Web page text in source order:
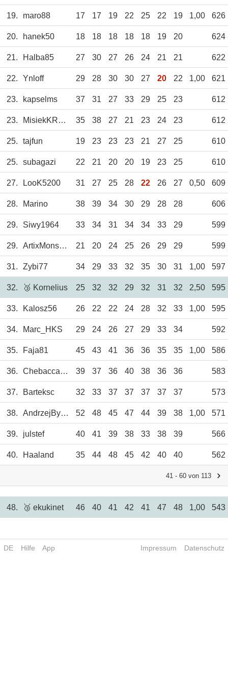
19. maro88 17 17 19 22 25 22 19 1,00 626
20. hanek50 18 18 18 18 18 19 20 624
21. Halba85 27 30 27 26 24 21 21 622
22. Ynloff 29 28 30 30 27 20 22 1,00 621
23. kapselms 37 31 27 33 29 25 23 612
23. MisiekKRKNH 35 38 27 21 23 24 23 612
25. tajfun 19 23 23 23 21 27 25 610
25. subagazi 22 21 20 20 19 23 25 610
27. LooK5200 31 27 25 28 22 26 27 0,50 609
28. Marino 38 39 34 30 29 28 28 606
29. Siwy1964 33 34 31 34 34 33 29 599
29. ArtixMonster13 21 20 24 25 26 29 29 599
31. Zybi77 34 29 33 32 35 30 31 1,00 597
32. 🥉 Kornelius 25 32 32 29 32 31 32 2,50 595
33. Kalosz56 26 22 22 24 28 32 33 1,00 595
34. Marc_HKS 29 24 26 27 29 33 34 592
35. Faja81 45 43 41 36 36 35 35 1,00 586
36. Chebacca2021 39 37 36 40 38 36 36 583
37. Barteksc 32 33 37 37 37 37 37 573
38. AndrzejBystrzyc 52 48 45 47 44 39 38 1,00 571
39. julstef 40 41 39 38 33 38 39 566
40. Haaland 35 44 48 45 42 40 40 562
41 - 60 von 113
48. 🥉 ekukinet 46 40 41 42 41 47 48 1,00 543
DE Hilfe App Impressum Datenschutz